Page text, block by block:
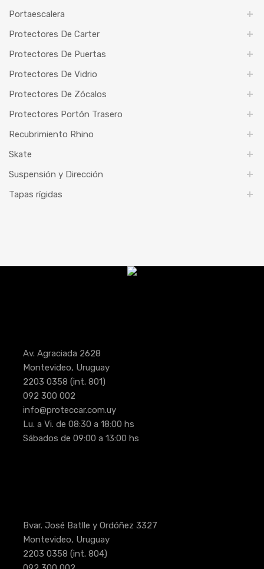
Portaescalera
Protectores De Carter
Protectores De Puertas
Protectores De Vidrio
Protectores De Zócalos
Protectores Portón Trasero
Recubrimiento Rhino
Skate
Suspensión y Dirección
Tapas rígidas
Av. Agraciada 2628
Montevideo, Uruguay
2203 0358 (int. 801)
092 300 002
info@proteccar.com.uy
Lu. a Vi. de 08:30 a 18:00 hs
Sábados de 09:00 a 13:00 hs
Bvar. José Batlle y Ordóñez 3327
Montevideo, Uruguay
2203 0358 (int. 804)